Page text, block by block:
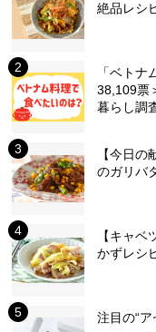
絶品レシ
「ベト
38,109票
暮らし調
【今日
のガリバ
【キャ
かずレシ
注目の“